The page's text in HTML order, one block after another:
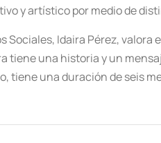
y artístico por medio de
Sociales, Idaira Pérez,
tiene una historia y un
tiene una duración de seis